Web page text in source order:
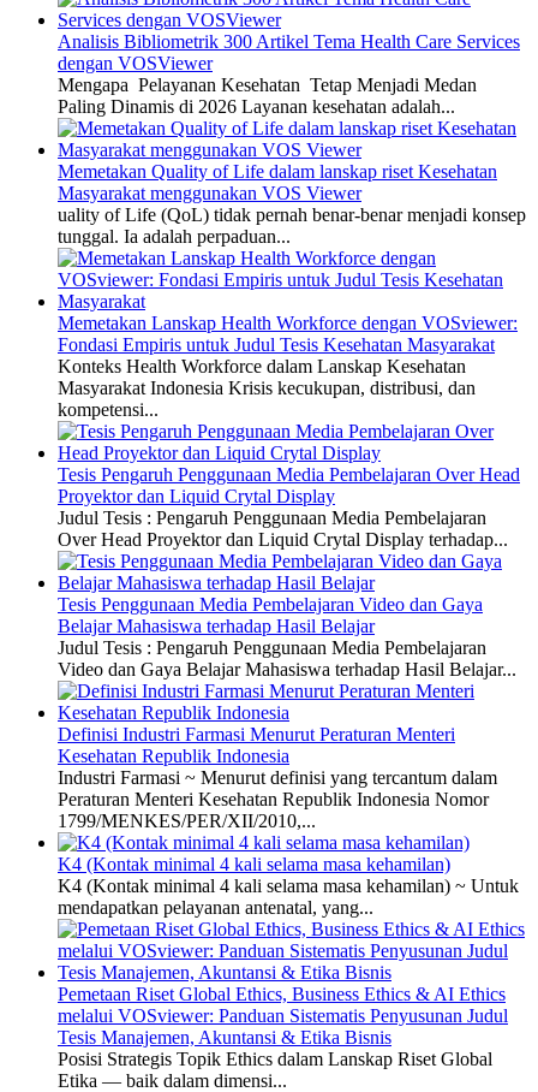
Analisis Bibliometrik 300 Artikel Tema Health Care Services
dengan VOSViewer
Mengapa Pelayanan Kesehatan Tetap Menjadi Medan
Paling Dinamis di 2026 Layanan kesehatan adalah...
Memetakan Quality of Life dalam lanskap riset Kesehatan
Masyarakat menggunakan VOS Viewer
uality of Life (QoL) tidak pernah benar-benar menjadi konsep
tunggal. Ia adalah perpaduan...
Memetakan Lanskap Health Workforce dengan VOSviewer:
Fondasi Empiris untuk Judul Tesis Kesehatan Masyarakat
Konteks Health Workforce dalam Lanskap Kesehatan
Masyarakat Indonesia Krisis kecukupan, distribusi, dan
kompetensi...
Tesis Pengaruh Penggunaan Media Pembelajaran Over Head
Proyektor dan Liquid Crytal Display
Judul Tesis : Pengaruh Penggunaan Media Pembelajaran
Over Head Proyektor dan Liquid Crytal Display terhadap...
Tesis Penggunaan Media Pembelajaran Video dan Gaya
Belajar Mahasiswa terhadap Hasil Belajar
Judul Tesis : Pengaruh Penggunaan Media Pembelajaran
Video dan Gaya Belajar Mahasiswa terhadap Hasil Belajar...
Definisi Industri Farmasi Menurut Peraturan Menteri
Kesehatan Republik Indonesia
Industri Farmasi ~ Menurut definisi yang tercantum dalam
Peraturan Menteri Kesehatan Republik Indonesia Nomor
1799/MENKES/PER/XII/2010,...
K4 (Kontak minimal 4 kali selama masa kehamilan)
K4 (Kontak minimal 4 kali selama masa kehamilan) ~ Untuk
mendapatkan pelayanan antenatal, yang...
Pemetaan Riset Global Ethics, Business Ethics & AI Ethics
melalui VOSviewer: Panduan Sistematis Penyusunan Judul
Tesis Manajemen, Akuntansi & Etika Bisnis
Posisi Strategis Topik Ethics dalam Lanskap Riset Global
Etika — baik dalam dimensi...